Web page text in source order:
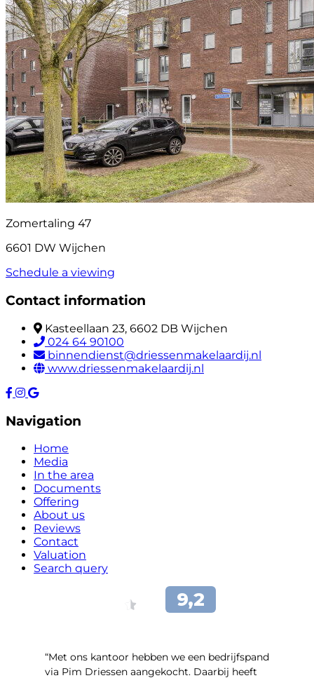
Zomertaling 47
6601 DW Wijchen
Schedule a viewing
Contact information
Kasteellaan 23, 6602 DB Wijchen
024 64 90100
binnendienst@driessenmakelaardij.nl
www.driessenmakelaardij.nl
Navigation
Home
Media
In the area
Documents
Offering
About us
Reviews
Contact
Valuation
Search query
“Met ons kantoor hebben we een bedrijfspand
via Pim Driessen aangekocht. Daarbij heeft